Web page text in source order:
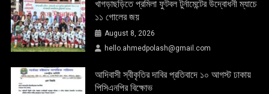
খাগড়াছড়িতে প্রমিলা ফুটবল টুর্নামেন্টের উদ্বোধনী ম্যাচে
১১ গোলের জয়
August 8, 2026
hello.ahmedpolash@gmail.com
আদিবাসী স্বীকৃতির দাবির প্রতিবাদে ১০ আগস্ট ঢাকায়
পিসিএনপির বিক্ষোভ